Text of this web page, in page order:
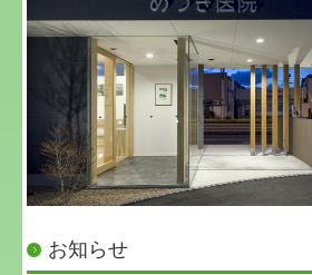
施設基準
お知らせ